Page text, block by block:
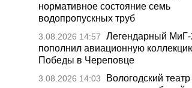
нормативное состояние семь
водопропускных труб
3.08.2026 14:57
Легендарный МиГ-
пополнил авиационную
Победы в Череповце
3.08.2026 14:03
Вологодский театр